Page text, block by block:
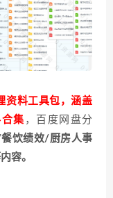
资料工具包，涵盖
合集 ，百度网盘分
饮绩效/厨房人事
容。